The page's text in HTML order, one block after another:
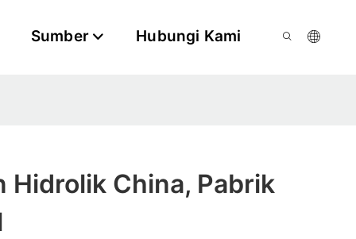
Sumber Hubungi Kami
Hidrolik China, Pabrik